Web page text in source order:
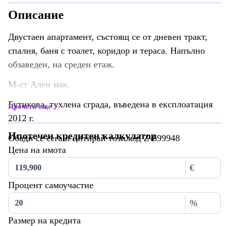
Описание
Двустаен апартамент, състоящ се от дневен тракт,
спалня, баня с тоалет, коридор и тераса. Напълно
обзаведен, на среден етаж.
М-ст Ален мак.
Бутикова, тухлена сграда, въведена в експлоатация
2012 г.
Обади се сега и цитирай този код Z-699948
Прочети още
Ипотечен кредитен калкулатор
Цена на имота
€
Процент самоучастие
%
Размер на кредита